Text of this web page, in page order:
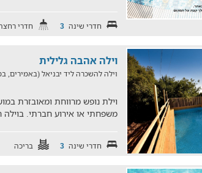
חדרי שינה 3 חדרי
וילה אהבה גלילית
וילה להשכרה ליד יבניאל (באמירים, במרחק
וילת נופש מרווחת ומאובזרת
משפחתי או אירוע חברתי. בוילה
חדרי שינה 3 בריכה